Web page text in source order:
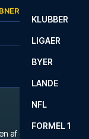
IGEN
KLUBBER
LIGAER
BYER
LANDE
NFL
FORMEL 1
af de mest intense og